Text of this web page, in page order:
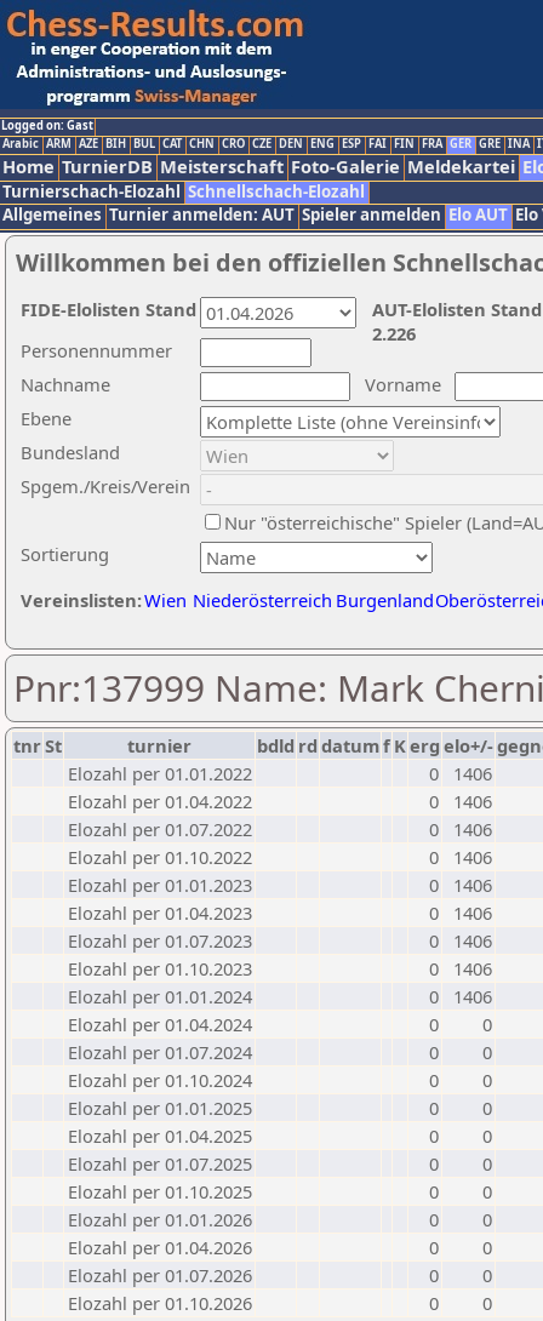
Logged on: Gast
Arabic ARM AZE BIH BUL CAT CHN CRO CZE DEN ENG ESP FAI FIN FRA GER GRE INA
Home TurnierDB Meisterschaft Foto-Galerie Meldekartei
Turnierschach-Elozahl Schnellschach-Elozahl
Allgemeines Turnier anmelden: AUT Spieler anmelden Elo AUT
Willkommen bei den offiziellen
Nachname
Vorname
Ebene
Sortierung
Personennummer
Bundesland
Spgem./Kreis/Verein
Nur "österreichische" Spieler
Vereinslisten:Wien Niederösterreich Burgenland
AUT-Elolisten
2.226
FIDE-Elolisten Stand
Pnr:137999 Name: Mark
tnrSt turnier bdld rd datumf Kerg elo+/-
Elozahl per 01.01.2022
0
1406
Elozahl per 01.04.2022
0
1406
Elozahl per 01.07.2022
0
1406
Elozahl per 01.10.2022
0
1406
Elozahl per 01.01.2023
0
1406
Elozahl per 01.04.2023
0
1406
Elozahl per 01.07.2023
0
1406
Elozahl per 01.10.2023
0
1406
Elozahl per 01.01.2024
0
1406
Elozahl per 01.04.2024
0
0
Elozahl per 01.07.2024
0
0
Elozahl per 01.10.2024
0
0
Elozahl per 01.01.2025
0
0
Elozahl per 01.04.2025
0
0
Elozahl per 01.07.2025
0
0
Elozahl per 01.10.2025
0
0
Elozahl per 01.01.2026
0
0
Elozahl per 01.04.2026
0
0
Elozahl per 01.07.2026
0
0
Elozahl per 01.10.2026
0 0